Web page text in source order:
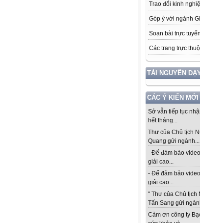
Trao đổi kinh
Góp ý với ngành
Soạn bài trực tuyến
Các trang trực
TÀI NGUYÊN
CÁC Ý KIẾN MỚI
Sở vẫn tiếp tục
hết tháng...
Thư của Chủ tịch
Quang gửi ngành...
- Để đảm bảo
giải cao...
- Để đảm bảo
giải cao...
" Thư của Chủ tịch
Tấn Sang gửi
Cảm ơn công ty